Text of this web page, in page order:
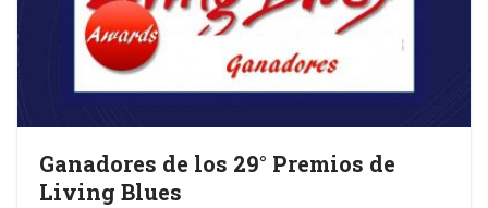
Ganadores de los 29° Premios de
Living Blues